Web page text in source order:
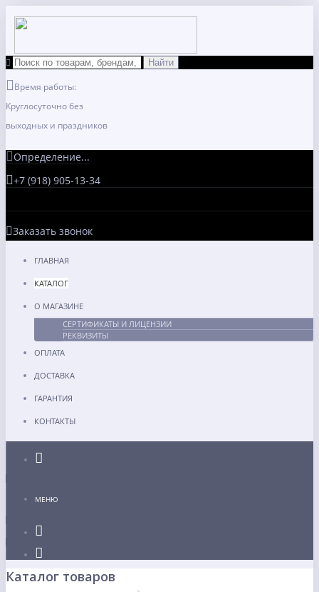
Время работы:
Круглосуточно без
выходных и праздников
Определение...
+7 (918) 905-13-34
Заказать звонок
ГЛАВНАЯ
КАТАЛОГ
О МАГАЗИНЕ
СЕРТИФИКАТЫ И ЛИЦЕНЗИИ
РЕКВИЗИТЫ
ОПЛАТА
ДОСТАВКА
ГАРАНТИЯ
КОНТАКТЫ
МЕНЮ
Каталог товаров